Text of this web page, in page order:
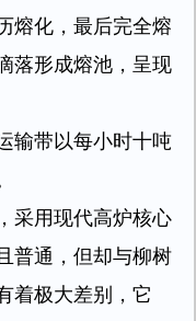
熔化，最后完全熔
落形成熔池，呈现
输带以每小时十吨
采用现代高炉核心
普通，但却与柳树
着极大差别，它